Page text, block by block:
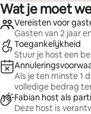
Wat je moet
Vereisten voor
Gasten van 2 jaar
Toegankelijkheid
Stuur je host een
Als je ten minste 1
volledige bedrag
Fabian host als
Deze host is